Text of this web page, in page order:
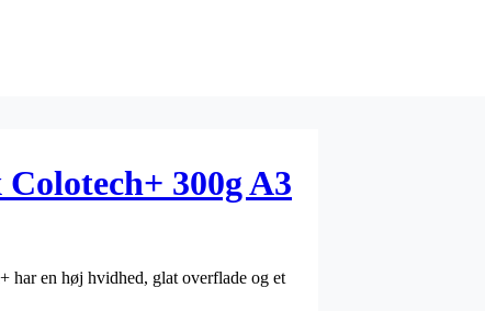
300g A3
har en høj hvidhed, glat overflade og et